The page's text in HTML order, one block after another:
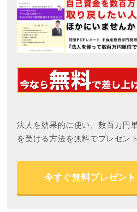
法人を効果的に使い、数百万円
を受ける方法を無料でプレゼン
今すぐ無料プレゼン